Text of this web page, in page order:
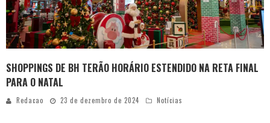
SHOPPINGS DE BH TERÃO HORÁRIO ESTENDIDO NA RETA FINAL
PARA O NATAL
Redacao 23 de dezembro de 2024 Notícias